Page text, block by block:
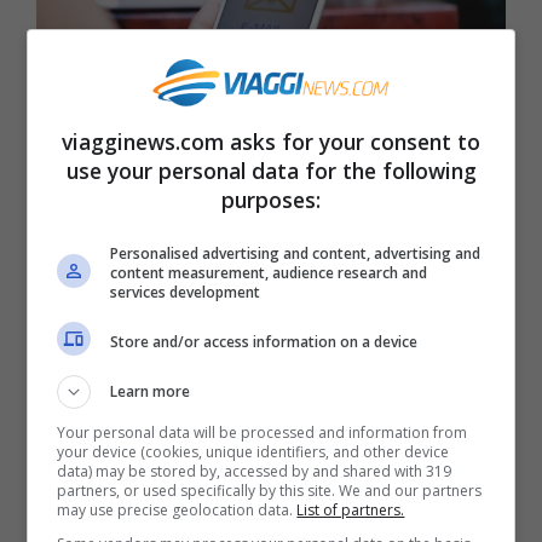
Domicilio digitale, come attivare e come funziona il nuovo
servizio dell’Agenzia delle Entrate (Viagginews.com)
Il servizio, come spiega l’ente, è rivolto alle
persone fisiche ed ai professionisti ed
enti di diritto privato che non hanno
l’obbligo di iscriversi ad albi o registri
professionali. Si tratta, dunque, dei
soggetti che non hanno alcun obbligo di
registrazione all’Ini-Pec (Indice Nazionale
viagginews.com asks for your consent to
use your personal data for the following
purposes:
Personalised advertising and content, advertising and
content measurement, audience research and
services development
Store and/or access information on a device
Learn more
Your personal data will be processed and information from
your device (cookies, unique identifiers, and other device
data) may be stored by, accessed by and shared with 319
partners, or used specifically by this site. We and our partners
may use precise geolocation data. List of partners.